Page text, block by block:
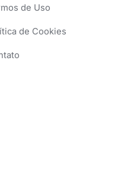
de Uso
de Cookies